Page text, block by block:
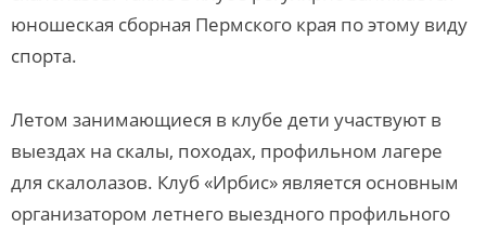
юношеская сборная Пермского края по этому виду
спорта.
Летом занимающиеся в клубе дети участвуют в
выездах на скалы, походах, профильном лагере
для скалолазов. Клуб «Ирбис» является основным
организатором летнего выездного профильного